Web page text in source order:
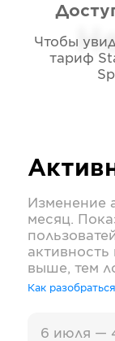
Чтобы
тариф
Изменение
месяц.
выше, тем
Как
6 июля —